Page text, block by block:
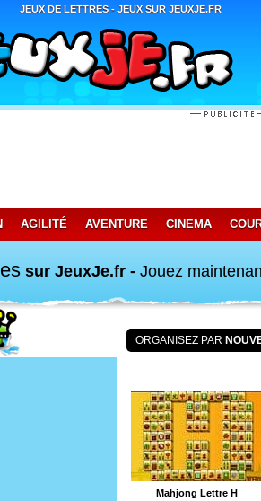
JEUX DE LETTRES - JEUX SUR JEUXJE.FR
AGILITÉ AVENTURE CINEMA
sur JeuxJe.fr - Jouez
ORGANISEZ PAR
Mahjong Lettre H